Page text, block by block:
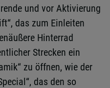
und vor Aktivierung
das zum Einleiten
Hinterrad
Strecken ein
zu öffnen, wie der
das den so